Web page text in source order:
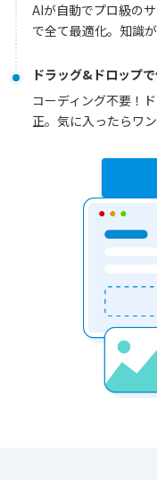
AIが自動でプロ級の
で全て最適化。知識
ドラッグ&ドロップ
コーディング不要！
正。気に入ったらワ